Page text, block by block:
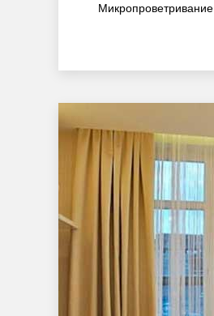
Микропроветривание